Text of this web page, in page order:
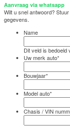
Aanvraag via whatsapp
Wilt u snel antwoord?
gegevens.
Name
Dit veld is bedoeld
Uw merk auto*
Bouwjaar*
Model auto*
Chasis / VIN